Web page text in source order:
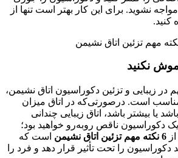
نشوید. برای این کار بهتر است تنها از
کنید.
در زیبایی و تزئین دکوراسیون اتاق نشیمن،
است. درصورتی‌که در اتاق میزان
یا بیشتر باشد، اتاق زیبایی چندانی
دکوراسیون ناقص روبه‌رو خواهید بود؛
6 نکته مهم تزئین اتاق نشیمن
است که
دکوراسیون را تحت تأثیر قرار دهد و فرد را